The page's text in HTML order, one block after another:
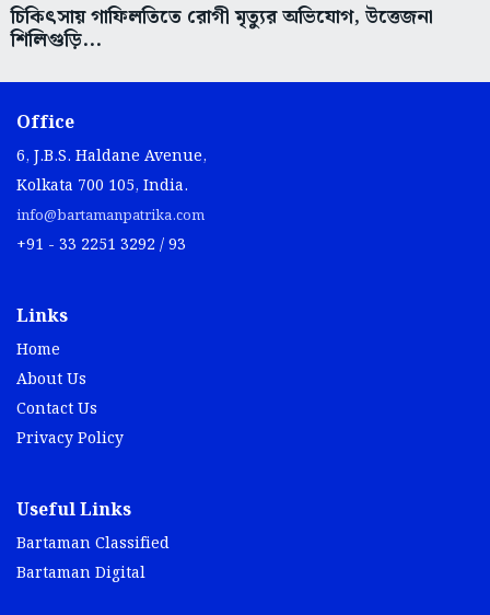
চিকিৎসায় গাফিলতিতে রোগী মৃত্যুর অভিযোগ, উত্তেজনা
শিলিগুড়ি...
Office
6, J.B.S. Haldane Avenue,
Kolkata 700 105, India.
info@bartamanpatrika.com
+91 - 33 2251 3292 / 93
Links
Home
About Us
Contact Us
Privacy Policy
Useful Links
Bartaman Classified
Bartaman Digital